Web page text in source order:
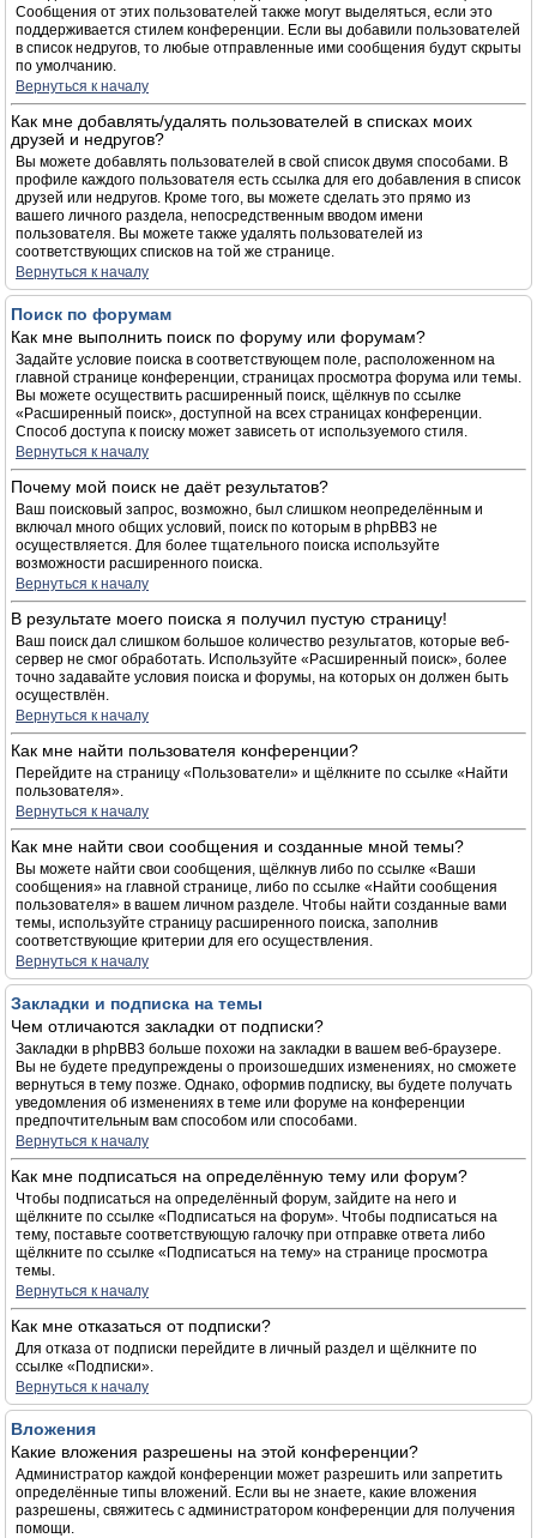
Сообщения от этих пользователей также могут выделяться, если это
поддерживается стилем конференции. Если вы добавили пользователей
в список недругов, то любые отправленные ими сообщения будут скрыты
по умолчанию.
Вернуться к началу
Как мне добавлять/удалять пользователей в списках моих
друзей и недругов?
Вы можете добавлять пользователей в свой список двумя способами. В
профиле каждого пользователя есть ссылка для его добавления в список
друзей или недругов. Кроме того, вы можете сделать это прямо из
вашего личного раздела, непосредственным вводом имени
пользователя. Вы можете также удалять пользователей из
соответствующих списков на той же странице.
Вернуться к началу
Поиск по форумам
Как мне выполнить поиск по форуму или форумам?
Задайте условие поиска в соответствующем поле, расположенном на
главной странице конференции, страницах просмотра форума или темы.
Вы можете осуществить расширенный поиск, щёлкнув по ссылке
«Расширенный поиск», доступной на всех страницах конференции.
Способ доступа к поиску может зависеть от используемого стиля.
Вернуться к началу
Почему мой поиск не даёт результатов?
Ваш поисковый запрос, возможно, был слишком неопределённым и
включал много общих условий, поиск по которым в phpBB3 не
осуществляется. Для более тщательного поиска используйте
возможности расширенного поиска.
Вернуться к началу
В результате моего поиска я получил пустую страницу!
Ваш поиск дал слишком большое количество результатов, которые веб-
сервер не смог обработать. Используйте «Расширенный поиск», более
точно задавайте условия поиска и форумы, на которых он должен быть
осуществлён.
Вернуться к началу
Как мне найти пользователя конференции?
Перейдите на страницу «Пользователи» и щёлкните по ссылке «Найти
пользователя».
Вернуться к началу
Как мне найти свои сообщения и созданные мной темы?
Вы можете найти свои сообщения, щёлкнув либо по ссылке «Ваши
сообщения» на главной странице, либо по ссылке «Найти сообщения
пользователя» в вашем личном разделе. Чтобы найти созданные вами
темы, используйте страницу расширенного поиска, заполнив
соответствующие критерии для его осуществления.
Вернуться к началу
Закладки и подписка на темы
Чем отличаются закладки от подписки?
Закладки в phpBB3 больше похожи на закладки в вашем веб-браузере.
Вы не будете предупреждены о произошедших изменениях, но сможете
вернуться в тему позже. Однако, оформив подписку, вы будете получать
уведомления об изменениях в теме или форуме на конференции
предпочтительным вам способом или способами.
Вернуться к началу
Как мне подписаться на определённую тему или форум?
Чтобы подписаться на определённый форум, зайдите на него и
щёлкните по ссылке «Подписаться на форум». Чтобы подписаться на
тему, поставьте соответствующую галочку при отправке ответа либо
щёлкните по ссылке «Подписаться на тему» на странице просмотра
темы.
Вернуться к началу
Как мне отказаться от подписки?
Для отказа от подписки перейдите в личный раздел и щёлкните по
ссылке «Подписки».
Вернуться к началу
Вложения
Какие вложения разрешены на этой конференции?
Администратор каждой конференции может разрешить или запретить
определённые типы вложений. Если вы не знаете, какие вложения
разрешены, свяжитесь с администратором конференции для получения
помощи.